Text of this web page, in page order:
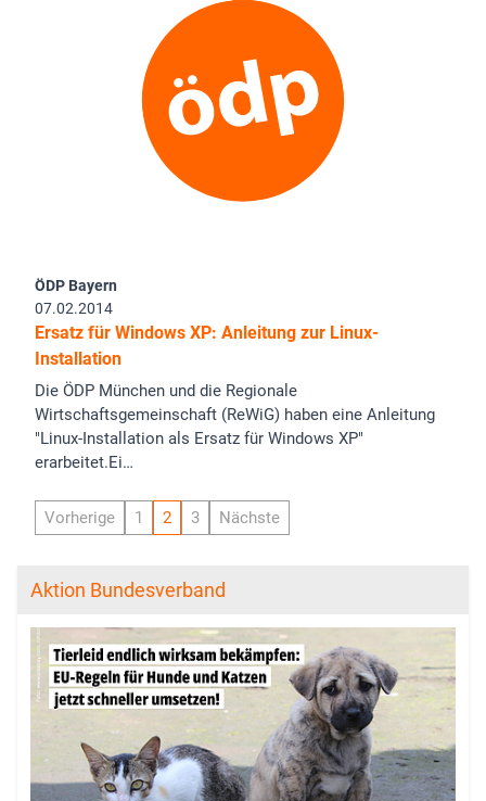
ÖDP Bayern
07.02.2014
Ersatz für Windows XP: Anleitung zur Linux-
Installation
Die ÖDP München und die Regionale
Wirtschaftsgemeinschaft (ReWiG) haben eine Anleitung
"Linux-Installation als Ersatz für Windows XP"
erarbeitet.Ei…
Vorherige 1 2 3 Nächste
Aktion Bundesverband